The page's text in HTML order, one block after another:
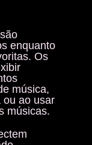
enquanto
Os
música,
ou ao usar
músicas.